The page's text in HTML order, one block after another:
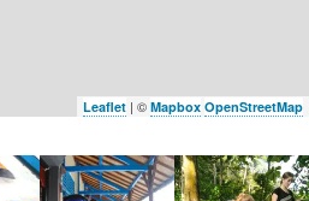
Leaflet | © Mapbox OpenStreetMap